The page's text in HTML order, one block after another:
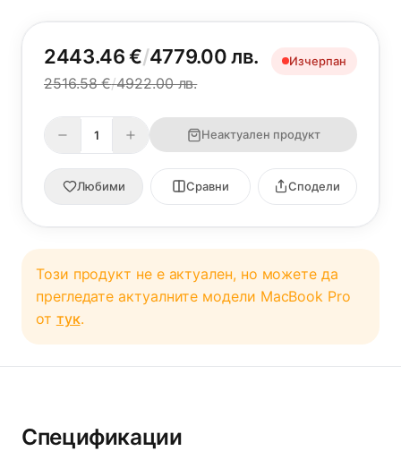
2443.46 €/4779.00 лв.
2516.58 €/4922.00 лв.
Изчерпан
Неактуален продукт
Любими Сравни Сподели
Този продукт не е актуален, но можете да
прегледате актуалните модели MacBook Pro
от тук.
Спецификации